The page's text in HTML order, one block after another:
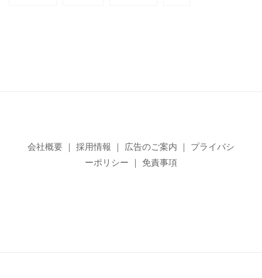
会社概要 ｜ 採用情報 ｜ 広告のご案内 ｜
プライバシ
ーポリシー ｜ 免責事項